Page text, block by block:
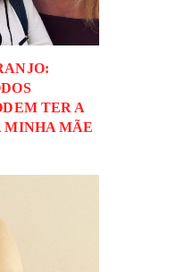
TER A
MINHA MÃE